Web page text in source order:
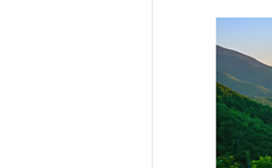
の発想と思われる